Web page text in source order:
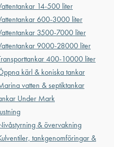
14-500 liter
600-3000 liter
3500-7000 liter
9000-28000 liter
400-10000 liter
kärl & koniska tankar
vatten & septiktankar
Under Mark
& övervakning
tankgenomföringar &